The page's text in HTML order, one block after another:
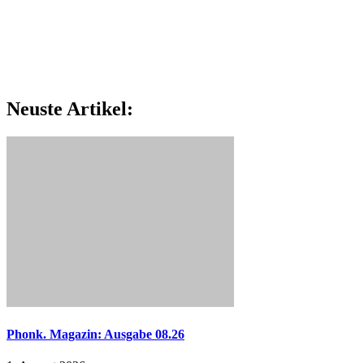
Neuste Artikel:
Phonk. Magazin: Ausgabe 08.26